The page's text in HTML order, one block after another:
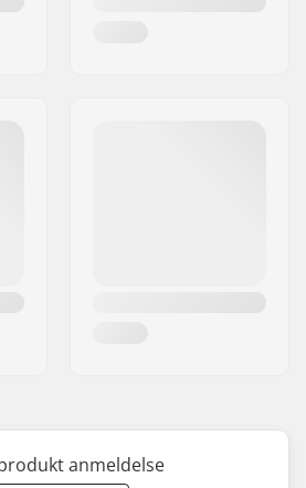
anmeldelse